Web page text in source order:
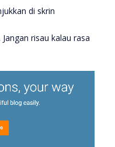
di skrin
risau kalau rasa